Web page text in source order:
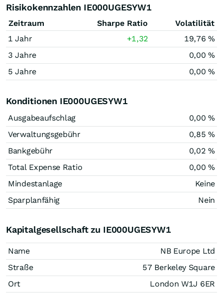
Risikokennzahlen IE000UGESYW1
Zeitraum Sharpe Ratio
Volatilität
1 Jahr
+1,32
19,76 %
3 Jahre
0,00 %
5 Jahre
0,00 %
Konditionen IE000UGESYW1
Ausgabeaufschlag
0,00 %
Verwaltungsgebühr
0,85 %
Bankgebühr
0,02 %
Total Expense Ratio
0,00 %
Mindestanlage
Keine
Sparplanfähig
Nein
Kapitalgesellschaft zu IE000UGESYW1
Name
NB Europe Ltd
Straße
57 Berkeley Square
Ort
London W1J 6ER